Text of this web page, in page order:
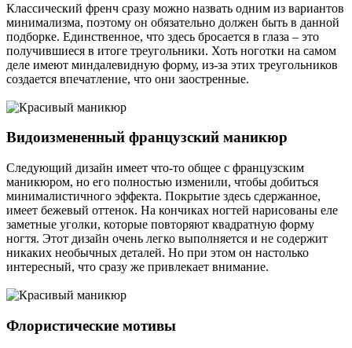
Классический френч сразу можно назвать одним из вариантов
минимализма, поэтому он обязательно должен быть в данной
подборке. Единственное, что здесь бросается в глаза – это
получившиеся в итоге треугольники. Хоть ноготки на самом
деле имеют миндалевидную форму, из-за этих треугольников
создается впечатление, что они заостренные.
Видоизмененный французский маникюр
Следующий дизайн имеет что-то общее с французским
маникюром, но его полностью изменили, чтобы добиться
минималистичного эффекта. Покрытие здесь сдержанное,
имеет бежевый оттенок. На кончиках ногтей нарисованы еле
заметные уголки, которые повторяют квадратную форму
ногтя. Этот дизайн очень легко выполняется и не содержит
никаких необычных деталей. Но при этом он настолько
интересный, что сразу же привлекает внимание.
Флористические мотивы